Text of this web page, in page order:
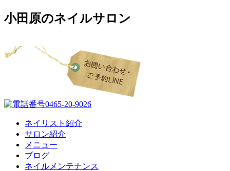
小田原のネイルサロン
ネイリスト紹介
サロン紹介
メニュー
ブログ
ネイルメンテナンス